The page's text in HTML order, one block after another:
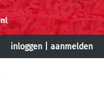
inloggen aanmelden